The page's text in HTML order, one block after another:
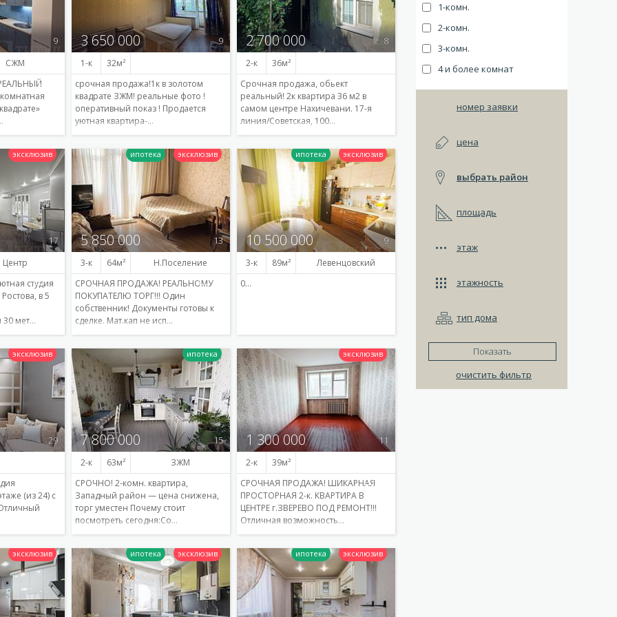
1-комн.
2-комн.
3-комн.
4 и более комнат
номер заявки
цена
выбрать район
площадь
этаж
этажность
тип дома
Показать
очистить фильтр
9
СЖМ
3 650 000 9
1-к
32
срочная продажа!1к в золотом
квадрате ЗЖМ! реальные фото !
оперативный показ ! Продается
уютная квартира-…
Подробнее
2 700 000 8
2-к
36
Срочная продажа, обьект
реальный! 2к квартира 36 м2 в
самом центре Нахичевани. 17-я
линия/Советская, 100…
Подробнее
17
Центр
студия
в 5
мет…
5 850 000 13
3-к 64
Н.Поселение
СРОЧНАЯ ПРОДАЖА! РЕАЛЬНОМУ
ПОКУПАТЕЛЮ ТОРГ!!! Один
собственник! Документы готовы к
сделке. Мат.кап не исп…
Подробнее
10 500 000 9
3-к 89
Левенцовский
0…
Подробнее
29
(из 24) с
7 800 000 15
2-к 63
ЗЖМ
СРОЧНО! 2-комн. квартира,
Западный район — цена снижена,
торг уместен Почему стоит
посмотреть сегодня:Со…
Подробнее
1 300 000 11
2-к
39
СРОЧНАЯ ПРОДАЖА! ШИКАРНАЯ
ПРОСТОРНАЯ 2-к. КВАРТИРА В
ЦЕНТРЕ г.ЗВЕРЕВО ПОД РЕМОНТ!!!
Отличная возможность…
Подробнее